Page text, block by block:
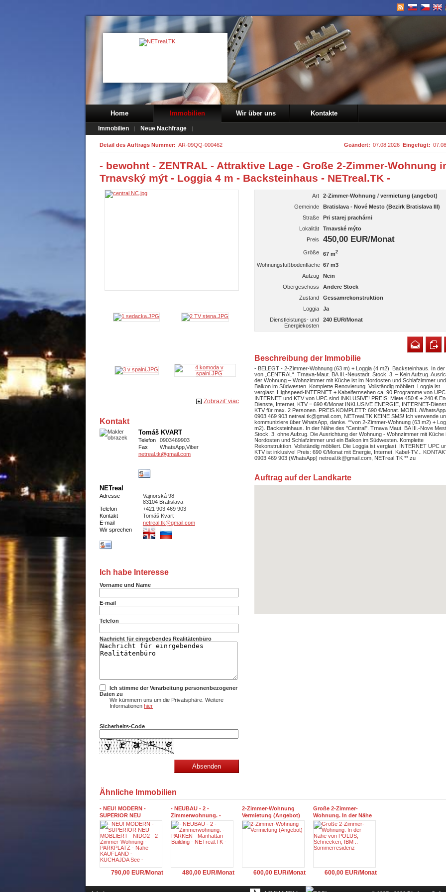
Home Immobilien
Immobilien Neue Nachfrage
Wir über uns Kontakte
Detail des Auftrags Nummer: AR-09QQ-000462 Geändert: 07.08.2026 Eingefügt:
- bewohnt - ZENTRAL - Attraktive Lage - Große 2-Zimmer-Wohnung
Trnavský mýt - Loggia 4 m - Backsteinhaus - NETreal.TK -
Zobraziť viac
Kontakt
Tomáš KVART
Telefon
0903469903
Fax
WhatsApp,Viber
netreal.tk@gmail.com
NETreal
Adresse
Vajnorská 98
83104 Bratislava
Telefon
+421 903 469 903
Kontakt
Tomáš Kvart
E-mail
netreal.tk@gmail.com
Wir sprechen
Ich habe Interesse
Vorname und Name
E-mail
Telefon
Nachricht für einrgebendes Realitätenbüro
Ich stimme der Verarbeitung personenbezogener
Daten zu
Wir kümmern uns um die Privatsphäre. Weitere
Informationen hier
Sicherheits-Code
Art
2-Zimmer-Wohnung / vermietung (angebot)
Gemeinde
Bratislava - Nové Mesto (Bezirk Bratislava III)
Straße
Pri starej prachárni
Lokalität
Trnavské mýto
Preis
450,00 EUR/Monat
Größe 67 m2
Wohnungsfußbodenfläche 67 m3
Aufzug
Nein
Obergeschoss
Andere Stock
Zustand
Gessamrekonstruktion
Loggia
Ja
Dienstleistungs- und
Energiekosten
240 EUR/Monat
Beschreibung der Immobilie
- BELEGT - 2-Zimmer-Wohnung (63 m) + Loggia (4 m2). Backsteinhaus. In
von „CENTRAL“. Trnava-Maut. BA III.-Neustadt. Stock. 3. – Kein Aufzug.
der Wohnung – Wohnzimmer mit Küche ist im Nordosten und Schlafzimmer und
Balkon im Südwesten. Komplette Renovierung. Vollständig möbliert. Loggia ist
verglast. Highspeed-INTERNET + Kabelfernsehen ca. 90 Programme von
INTERNET und KTV von UPC sind INKLUSIVE! PREIS: Miete 450 € + 240 €
Dienste, Internet, KTV = 690 €/Monat INKLUSIVE ENERGIE, INTERNET-
KTV für max. 2 Personen. PREIS KOMPLETT: 690 €/Monat. MOBIL /
0903 469 903 netreal.tk@gmail.com, NETreal.TK KEINE SMS! Ich verwende
kommuniziere über WhatsApp, danke. **von 2-Zimmer-Wohnung (63 m2) +
m2). Backsteinhaus. In der Nähe des "Central". Trnava Maut. BA III.-Nove
Stock. 3. ohne Aufzug. Die Ausrichtung der Wohnung - Wohnzimmer mit Küche
Nordosten und Schlafzimmer und ein Balkon im Südwesten. Komplette
Rekonstruktion. Vollständig möbliert. Die Loggia ist verglast. INTERNET UPC
KTV ist inklusive! Preis: 690 €/Monat mit Energie, Internet, Kabel-TV...
0903 469 903 (WhatsApp) netreal.tk@gmail.com, NETreal.TK ** zu
Auftrag auf der Landkarte
Ähnliche Immobilien
- NEU! MODERN -
SUPERIOR NEU
MÖBLIERT - NIDO2 - 2-
Zimmer-Wohnung -
PARKPLATZ - Nähe
KAUFLAND - KUCHAJDA
See -
790,00 EUR/Monat
- NEUBAU - 2 -
Zimmerwohnung. -
PARKEN - Manhattan
Building - NETreal.TK -
480,00 EUR/Monat
2-Zimmer-Wohnung
Vermietung (Angebot)
600,00 EUR/Monat
Große 2-Zimmer-
Wohnung. In der Nähe
von POLUS, Schnecken,
IBM .. Sommerresidenz
600,00 EUR/Monat